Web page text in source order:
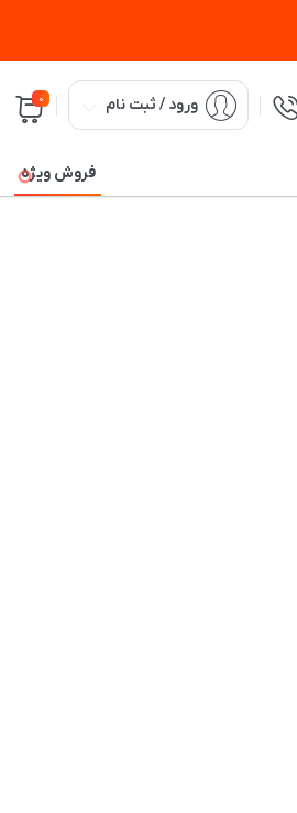
ورود / ثبت نام 0
فروش ویژه